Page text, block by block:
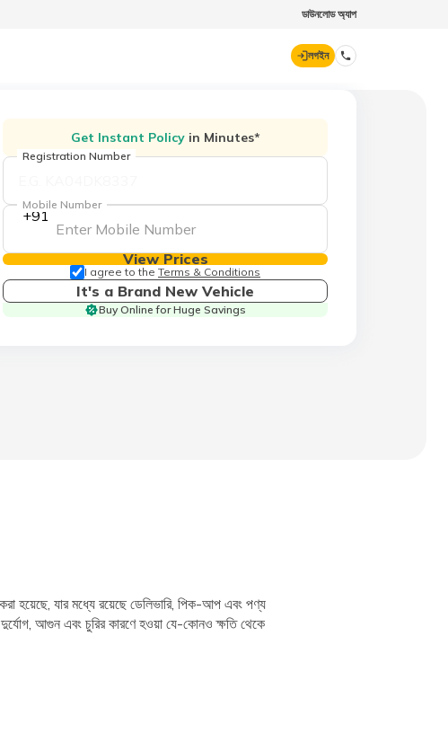
ডাউনলোড অ্যাপ
লগইন
hello@godigit.com
Get Instant Policy in Minutes*
Registration Number
+91
Mobile Number
View Prices
I agree to the Terms & Conditions
It's a Brand New Vehicle
Buy Online for Huge Savings
হয়েছে, যার মধ্যে রয়েছে ডেলিভারি, পিক-আপ এবং পণ্য
আগুন এবং চুরির কারণে হওয়া যে-কোনও ক্ষতি থেকে